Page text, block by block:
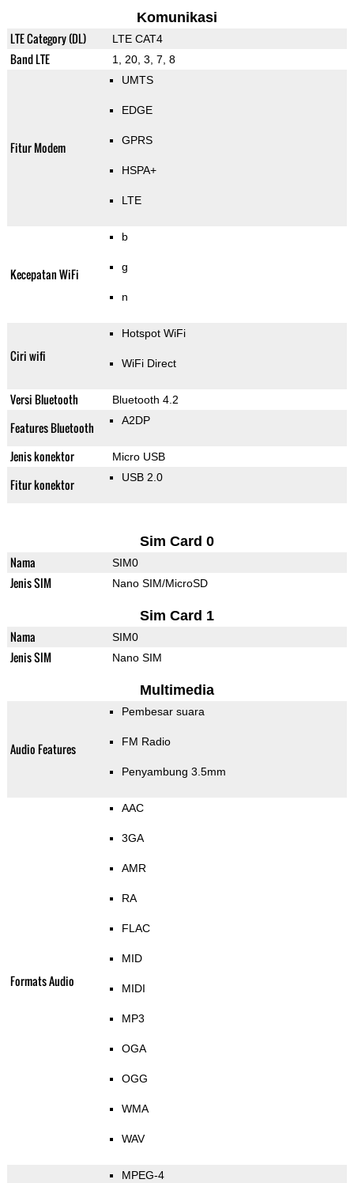
Komunikasi
LTE Category (DL) LTE CAT4
Band LTE 1, 20, 3, 7, 8
Fitur Modem
UMTS
EDGE
GPRS
HSPA+
LTE
Kecepatan WiFi
b
g
n
Ciri wifi
Hotspot WiFi
WiFi Direct
Versi Bluetooth Bluetooth 4.2
Features Bluetooth A2DP
Jenis konektor Micro USB
Fitur konektor USB 2.0
Sim Card 0
Nama SIM0
Jenis SIM Nano SIM/MicroSD
Sim Card 1
Nama SIM0
Jenis SIM Nano SIM
Multimedia
Audio Features
Pembesar suara
FM Radio
Penyambung 3.5mm
Formats Audio
AAC
3GA
AMR
RA
FLAC
MID
MIDI
MP3
OGA
OGG
WMA
WAV
MPEG-4